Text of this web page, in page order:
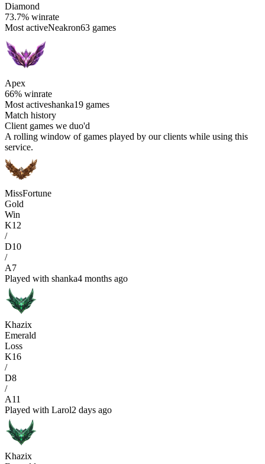
Diamond
73.7% winrate
Most activeNeakron63 games
Apex
66% winrate
Most activeshanka19 games
Match history
Client games we duo'd
A rolling window of games played by our clients while using this
service.
MissFortune
Gold
Win
K12
/
D10
/
A7
Played with shanka4 months ago
Khazix
Emerald
Loss
K16
/
D8
/
A11
Played with Larol2 days ago
Khazix